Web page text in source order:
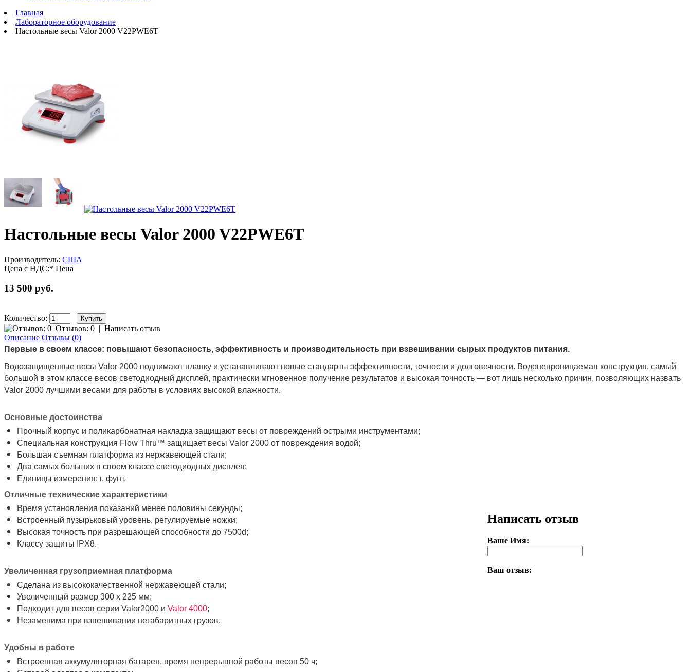
Главная
Лабораторное оборудование
Настольные весы Valor 2000 V22PWE6T
Настольные весы Valor 2000 V22PWE6T
Производитель: США
Цена с НДС:* Цена
13 500 руб.
Количество:
Отзывов: 0 | Написать отзыв
Описание Отзывы (0)
Первые в своем классе: повышают безопасность, эффективность и производительность при взвешивании сырых продуктов питания.
Водозащищенные весы Valor 2000 поднимают планку и устанавливают новые стандарты эффективности, точности и долговечности. Водонепроницаемая конструкция, самый
большой в этом классе весов светодиодный дисплей, практически мгновенное получение результатов и высокая точность — вот лишь несколько причин, позволяющих назвать
Valor 2000 лучшими весами для работы в условиях высокой влажности.
Основные достоинства
Прочный корпус и поликарбонатная накладка защищают весы от повреждений острыми инструментами;
Специальная конструкция Flow Thru™ защищает весы Valor 2000 от повреждения водой;
Большая съемная платформа из нержавеющей стали;
Два самых больших в своем классе светодиодных дисплея;
Единицы измерения: г, фунт.
Отличные технические характеристики
Время установления показаний менее половины секунды;
Встроенный пузырьковый уровень, регулируемые ножки;
Высокая точность при разрешающей способности до 7500d;
Классу защиты IPX8.
Увеличенная грузоприемная платформа
Сделана из высококачественной нержавеющей стали;
Увеличенный размер 300 х 225 мм;
Подходит для весов серии Valor2000 и Valor 4000;
Незаменима при взвешивании негабаритных грузов.
Удобны в работе
Встроенная аккумуляторная батарея, время непрерывной работы весов 50 ч;
Написать отзыв
Ваше Имя:
Ваш отзыв: